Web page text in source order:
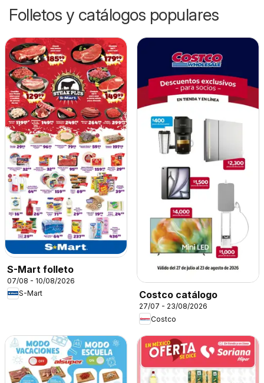
Folletos y catálogos populares
S-Mart folleto
07/08 - 10/08/2026
S-Mart
Costco catálogo
27/07 - 23/08/2026
Costco